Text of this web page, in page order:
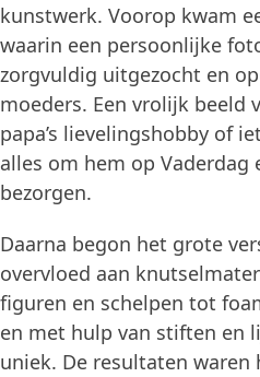
kunstwerk. Voorop kwam
waarin een persoonlijke
zorgvuldig uitgezocht en
moeders. Een vrolijk beeld
papa’s lievelingshobby of
alles om hem op
bezorgen.
Daarna begon het grote
overvloed aan
figuren en schelpen tot
en met hulp van stiften en
uniek. De resultaten waren